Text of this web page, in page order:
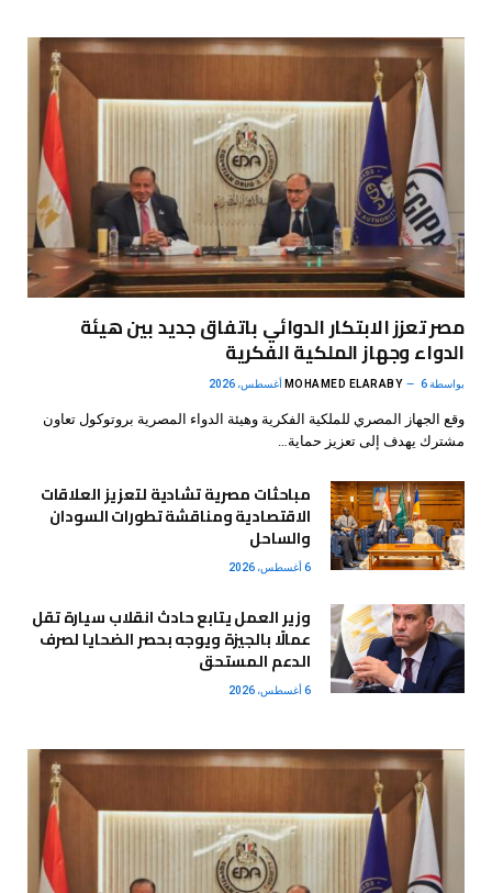
مصر تعزز الابتكار الدوائي باتفاق جديد بين هيئة
الدواء وجهاز الملكية الفكرية
بواسطة MOHAMED ELARABY 6 أغسطس، 2026
وقع الجهاز المصري للملكية الفكرية وهيئة الدواء المصرية بروتوكول تعاون
مشترك يهدف إلى تعزيز حماية…
مباحثات مصرية تشادية لتعزيز العلاقات
الاقتصادية ومناقشة تطورات السودان
والساحل
6 أغسطس، 2026
وزير العمل يتابع حادث انقلاب سيارة تقل
عمالًا بالجيزة ويوجه بحصر الضحايا لصرف
الدعم المستحق
6 أغسطس، 2026